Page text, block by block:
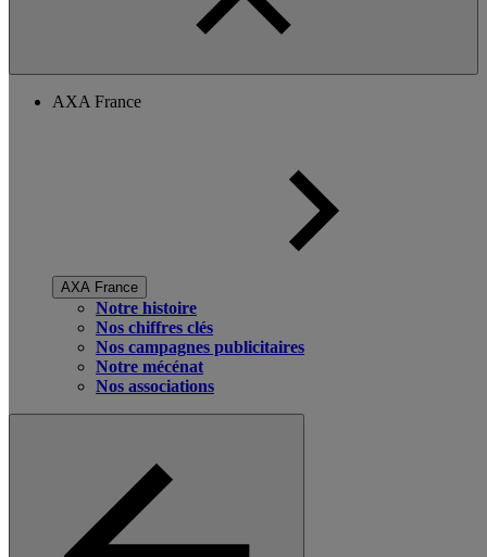
AXA France
AXA France
Notre histoire
Nos chiffres clés
Nos campagnes publicitaires
Notre mécénat
Nos associations